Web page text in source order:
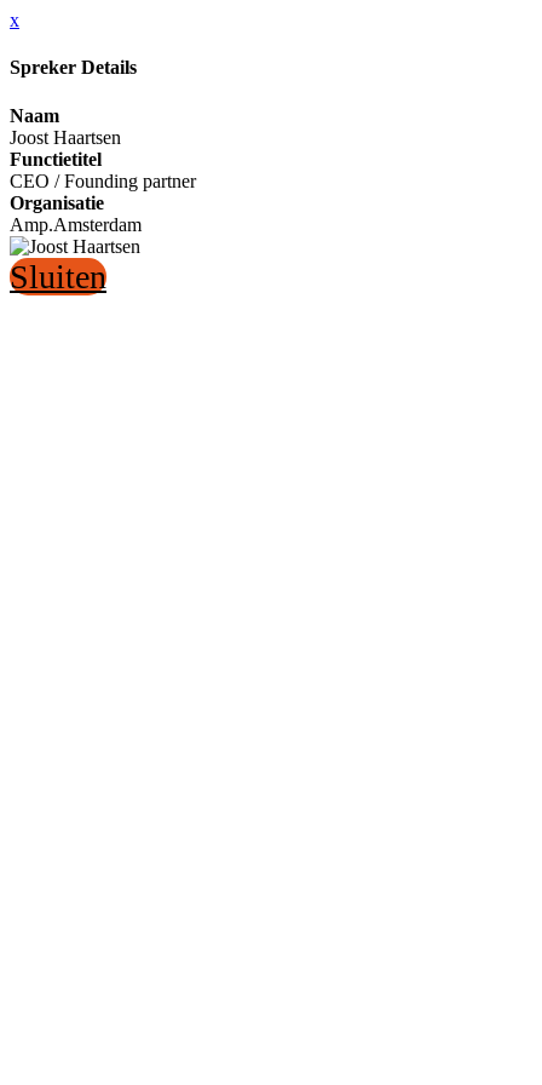
x
Spreker Details
Naam
Joost Haartsen
Functietitel
CEO / Founding partner
Organisatie
Amp.Amsterdam
Sluiten